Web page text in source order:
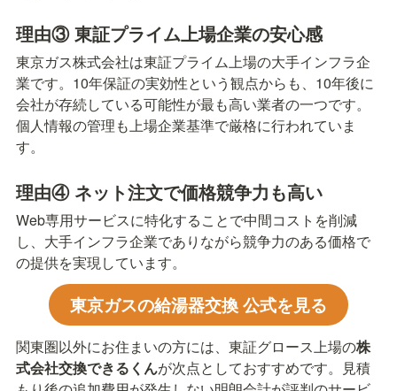
理由③ 東証プライム上場企業の安心感
東京ガス株式会社は東証プライム上場の大手インフラ企
業です。10年保証の実効性という観点からも、10年後に
会社が存続している可能性が最も高い業者の一つです。
個人情報の管理も上場企業基準で厳格に行われていま
す。
理由④ ネット注文で価格競争力も高い
Web専用サービスに特化することで中間コストを削減
し、大手インフラ企業でありながら競争力のある価格で
の提供を実現しています。
東京ガスの給湯器交換 公式を見る
関東圏以外にお住まいの方には、東証グロース上場の株
式会社交換できるくんが次点としておすすめです。見積